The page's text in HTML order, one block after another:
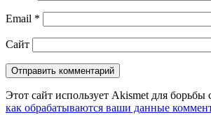
Email *
Сайт
Этот сайт использует Akismet для борьбы
как обрабатываются ваши данные